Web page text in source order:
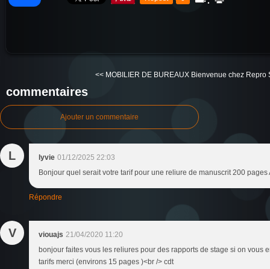
<< MOBILIER DE BUREAUX Bienvenue chez Repro
commentaires
Ajouter un commentaire
L lyvie 01/12/2025 22:03
Bonjour quel serait votre tarif pour une reliure de manuscrit 200 pages
Répondre
V viouajs 21/04/2020 11:20
bonjour faites vous les reliures pour des rapports de stage si on vous
tarifs merci (environs 15 pages )<br /> cdt